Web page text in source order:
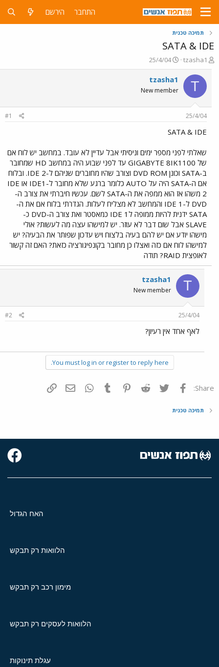
התחבר הירשם
תמיכה טכנית
SATA & IDE
פ
ו
ת
ח
ה
ש
א
tzasha1
פ
ו
ר
ס
ם
ר
25/4/04
T
tzasha1
New member
25/4/04
#1
SATA & IDE
שאלתי לפני מספר ימים וניסיתי אבל עדיין לא עובד. במחשב יש לוח אם
של GIGABYTE 8IK1100 עד לפני שבוע היה במחשב HD שמחובר
ב-SATA וכונן DVD ROM וצורב שהיו מחוברים שניהם ל-IDE 2. ובלוח
אם ה-SATA היה על AUTO כלומר ברגע שלא מחובר ל-IDE1 או IDE
2 משהו אז הוא ממפה את ה-SATA לשם. עכשיו חיברתי את צורב ה-
DVD ל-IDE 1 והמחשב לא מצליח לעלות. הגדרתי בלוח אם את ה-
SATA ידנית להיות ממופה לIDE 1 כמאסטר ואת צורב ה-DVD כ-
SLAVE אבל שום דבר לא עוזר. יש למישהו עצה מה לעשות? אולי
מישהו יודע אם יש להם בעיה בלצוח ויש עדכון שפותר את הבעיה? יש
למישהו לוח אם כזה ואצלו כן מחובר בקונפיגורציה כזאת? האם זה קשור
לאופצית RAID? תודה
T
tzasha1
New member
25/4/04
#2
לאף אחד אין רעיון?
You must log in or register to reply here.
Share: פייסבוק Twitter
Reddit
Pinterest
Tumblr
WhatsAppדואר אלקטרוני
תמיכה טכנית
האח הגדול
הלוואות רק תבקש
מימון רכב רק תבקש
הלוואות לעסקים רק תבקש
עגלת תינוקות